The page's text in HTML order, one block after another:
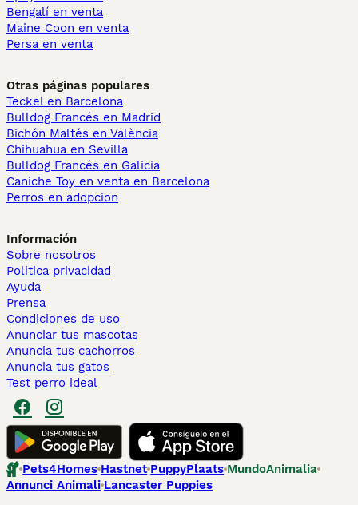
Bengalí en venta
Maine Coon en venta
Persa en venta
Otras páginas populares
Teckel en Barcelona
Bulldog Francés en Madrid
Bichón Maltés en València
Chihuahua en Sevilla
Bulldog Francés en Galicia
Caniche Toy en venta en Barcelona
Perros en adopcion
Información
Sobre nosotros
Politica privacidad
Ayuda
Prensa
Condiciones de uso
Anunciar tus mascotas
Anuncia tus cachorros
Anuncia tus gatos
Test perro ideal
Pets4Homes Hastnet PuppyPlaats MundoAnimalia
Annunci Animali Lancaster Puppies